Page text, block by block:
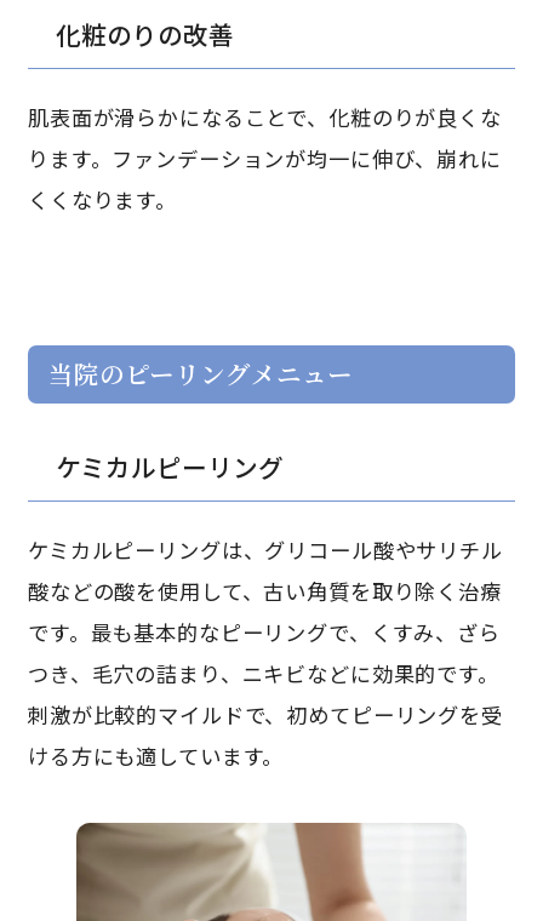
化粧のりの改善
肌表面が滑らかになることで、化粧のりが良くな
ります。ファンデーションが均一に伸び、崩れに
くくなります。
当院のピーリングメニュー
ケミカルピーリング
ケミカルピーリングは、グリコール酸やサリチル
酸などの酸を使用して、古い角質を取り除く治療
です。最も基本的なピーリングで、くすみ、ざら
つき、毛穴の詰まり、ニキビなどに効果的です。
刺激が比較的マイルドで、初めてピーリングを受
ける方にも適しています。